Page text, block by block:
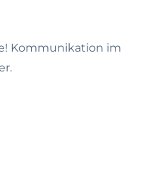
Kommunikation im